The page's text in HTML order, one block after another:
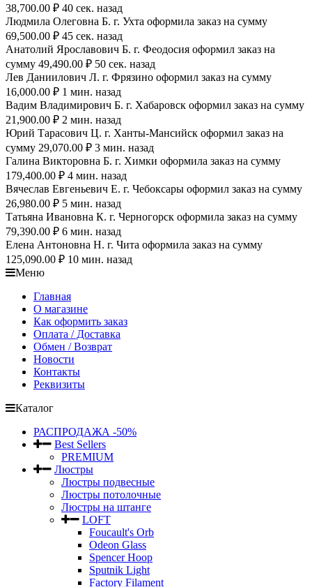
38,700.00 ₽ 40 сек. назад
Людмила Олеговна Б. г. Ухта оформила заказ на сумму
69,500.00 ₽ 45 сек. назад
Анатолий Ярославович Б. г. Феодосия оформил заказ на
сумму 49,490.00 ₽ 50 сек. назад
Лев Даниилович Л. г. Фрязино оформил заказ на сумму
16,000.00 ₽ 1 мин. назад
Вадим Владимирович Б. г. Хабаровск оформил заказ на сумму
21,900.00 ₽ 2 мин. назад
Юрий Тарасович Ц. г. Ханты-Мансийск оформил заказ на
сумму 29,070.00 ₽ 3 мин. назад
Галина Викторовна Б. г. Химки оформила заказ на сумму
179,400.00 ₽ 4 мин. назад
Вячеслав Евгеньевич Е. г. Чебоксары оформил заказ на сумму
26,980.00 ₽ 5 мин. назад
Татьяна Ивановна К. г. Черногорск оформила заказ на сумму
79,390.00 ₽ 6 мин. назад
Елена Антоновна Н. г. Чита оформила заказ на сумму
125,090.00 ₽ 10 мин. назад
Меню
Главная
О магазине
Как оформить заказ
Оплата / Доставка
Обмен / Возврат
Новости
Контакты
Реквизиты
Каталог
РАСПРОДАЖА -50%
Best Sellers
PREMIUM
Люстры
Люстры подвесные
Люстры потолочные
Люстры на штанге
LOFT
Foucault's Orb
Odeon Glass
Spencer Hoop
Sputnik Light
Factory Filament